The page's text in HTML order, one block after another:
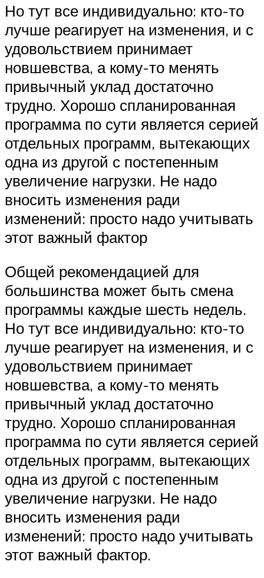
Но тут все индивидуально: кто-то
лучше реагирует на изменения, и с
удовольствием принимает
новшевства, а кому-то менять
привычный уклад достаточно
трудно. Хорошо спланированная
программа по сути является серией
отдельных программ, вытекающих
одна из другой с постепенным
увеличение нагрузки. Не надо
вносить изменения ради
изменений: просто надо учитывать
этот важный фактор
Общей рекомендацией для
большинства может быть смена
программы каждые шесть недель.
Но тут все индивидуально: кто-то
лучше реагирует на изменения, и с
удовольствием принимает
новшевства, а кому-то менять
привычный уклад достаточно
трудно. Хорошо спланированная
программа по сути является серией
отдельных программ, вытекающих
одна из другой с постепенным
увеличение нагрузки. Не надо
вносить изменения ради
изменений: просто надо учитывать
этот важный фактор.